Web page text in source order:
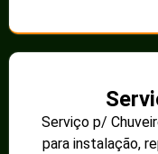
Serviço p/
para instalação,